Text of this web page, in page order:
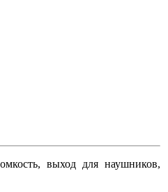
выход для наушников,